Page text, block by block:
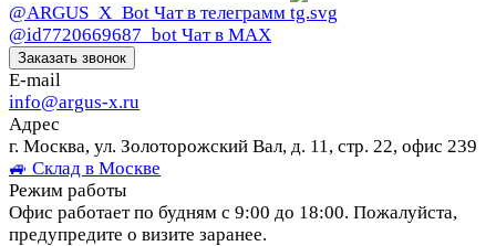
@ARGUS_X_Bot Чат в телеграмм
@id7720669687_bot Чат в МАХ
Заказать звонок
E-mail
info@argus-x.ru
Адрес
г. Москва, ул. Золоторожский Вал, д. 11, стр. 22, офис 239
🚙 Склад в Москве
Режим работы
Офис работает по будням с 9:00 до 18:00. Пожалуйста,
предупредите о визите заранее.